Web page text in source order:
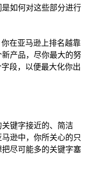
如何对这些部分进行
在亚马逊上排名越靠
产品，尽你最大的努
段，以便最大化你出
键字接近的、简洁
逊中，你所关心的只
尽可能多的关键字塞